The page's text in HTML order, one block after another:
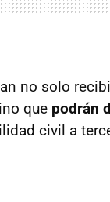
no solo
que podrán
civil a